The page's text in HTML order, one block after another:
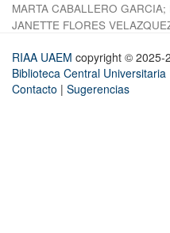
MARTA CABALLERO GARCIA;
JANETTE FLORES
RIAA UAEM copyright © 2025-
Biblioteca Central Universitaria
Contacto | Sugerencias